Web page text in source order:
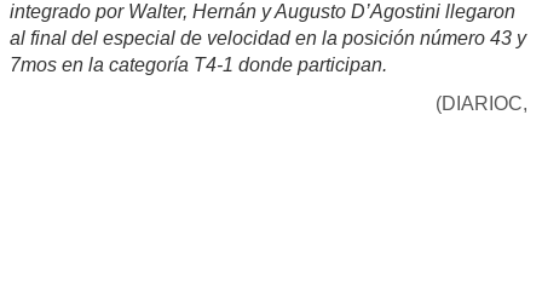
integrado por Walter, Hernán y Augusto D’Agostini llegaron
al final del especial de velocidad en la posición número 43 y
7mos en la categoría T4-1 donde participan.
(DIARIOC,